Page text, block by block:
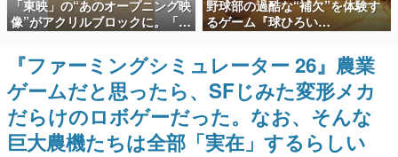
SNS拡散数が数千以上！ ページビュー数万以上！ などな
ど。多くの人々に読まれた、電ファミ渾身の“殿堂入り”記
事をまとめました。
ゲームの企画書
名作ゲームクリエイターの方々に製作時のエピソードをお
聞きし、ヒットする企画（ゲーム）とは何か？を探ってい
きます。
赫本
この物語を解いてはいけない。『赫本』は、〈試験問題〉
「東映」の“あのオープニング映
像”がアクリルブロックに。「東
映ヒストリカル グッズコレクシ
ョン」が8月下旬より発売
野球部の過酷な“補欠”を体験す
るゲーム『球ひろい
Simulator』が「1件」のウィッ
シュリストをもとにチェコ語に
対応しSNSで話題に。『キング
ダム・カム』開発元やチェコの
プロ野球選手から称賛の声
『ファーミングシミュレーター 26』農業
ゲームだと思ったら、SFじみた変形メカ
だらけのロボゲーだった。なお、そんな
巨大農機たちは全部「実在」するらしい